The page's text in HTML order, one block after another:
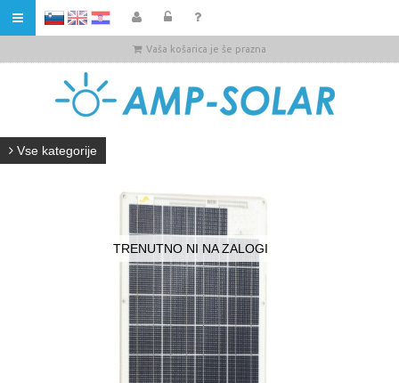
HR
Vaša košarica je še prazna
Vse kategorije
TRENUTNO NI NA ZALOGI